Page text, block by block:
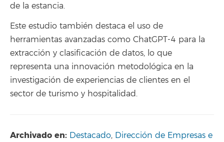
de la estancia.
Este estudio también destaca el uso de
herramientas avanzadas como ChatGPT-4 para la
extracción y clasificación de datos, lo que
representa una innovación metodológica en la
investigación de experiencias de clientes en el
sector de turismo y hospitalidad.
Archivado en: Destacado, Dirección de Empresas e